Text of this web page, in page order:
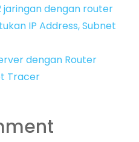
dengan router
IP Address, Subnet
dengan Router
Tracer